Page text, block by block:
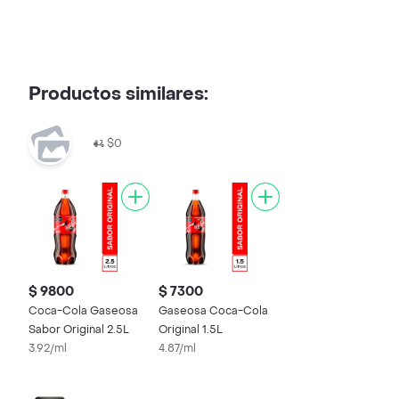
Productos similares:
$0
$ 9800
Coca-Cola Gaseosa
Sabor Original 2.5L
3.92/ml
$ 7300
Gaseosa Coca-Cola
Original 1.5L
4.87/ml